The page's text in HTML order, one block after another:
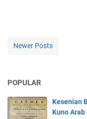
Newer Posts
POPULAR
Kesenian
Kuno